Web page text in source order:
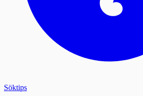
Söktips